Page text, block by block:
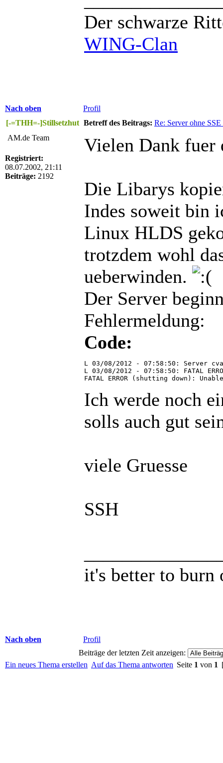
Der schwarze
WING-Clan
Nach oben
Profil
[-=THH=-]Stillsetzhut Betreff des Beitrags: Re: Server ohne SSE
AM.de Team
Registriert:
08.07.2002, 21:11
Beiträge: 2192
Vielen Dank
Die Libarys
Indes soweit bin
Linux HLDS
trotzdem wohl
ueberwinden.
Der Server
Fehlermeldung:
Code:
L 03/08/2012 - 07:58:50: Server
L 03/08/2012 - 07:58:50: FATAL
FATAL ERROR (shutting down):
Ich werde noch
solls auch gut
viele Gruesse
SSH
it's better to burn
Nach oben
Profil
Beiträge der letzten Zeit anzeigen:
Ein neues Thema erstellen Auf das Thema antworten Seite 1 von 1